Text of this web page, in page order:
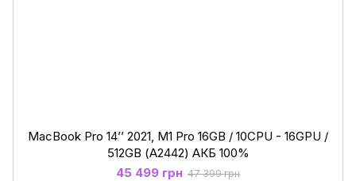
MacBook Pro 14’’ 2021, M1 Pro 16GB / 10CPU - 16GPU /
512GB (А2442) АКБ 100%
45 499 грн 47 399 грн